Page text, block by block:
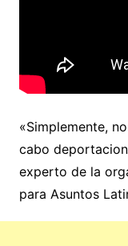
«Simplemente,
cabo
experto de la
para Asuntos